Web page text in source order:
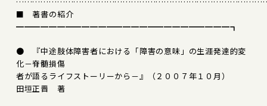
■ 著書の紹介
━━━━━━━━━━━━━━━━━━━━━━━━━━┓
● 『中途肢体障害者における「障害の意味」の生涯発達的変
化－脊髄損傷
者が語るライフストーリーから－』（２００７年１０月）
田垣正晋 著